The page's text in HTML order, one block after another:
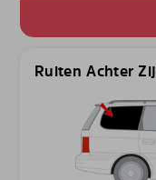
Ruiten Achter